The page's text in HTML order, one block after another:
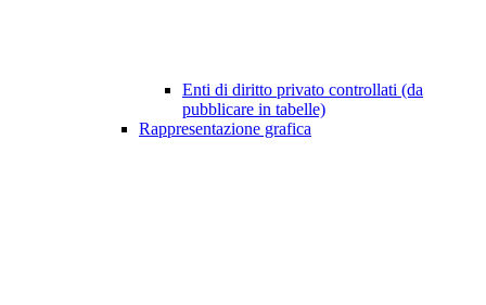
Enti di diritto privato controllati (da
pubblicare in tabelle)
Rappresentazione grafica